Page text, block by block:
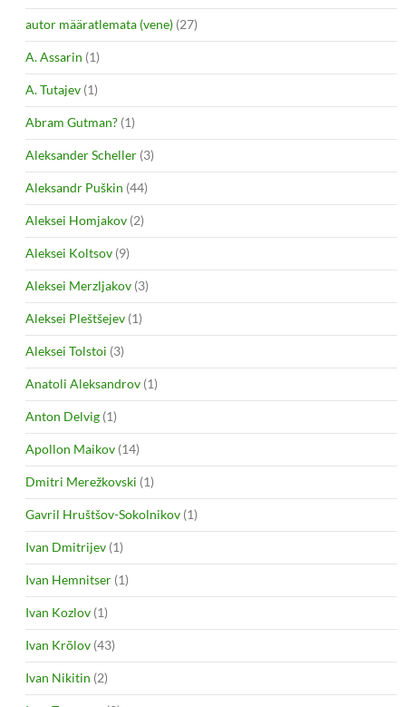
autor määratlemata (vene) (27)
A. Assarin (1)
A. Tutajev (1)
Abram Gutman? (1)
Aleksander Scheller (3)
Aleksandr Puškin (44)
Aleksei Homjakov (2)
Aleksei Koltsov (9)
Aleksei Merzljakov (3)
Aleksei Pleštšejev (1)
Aleksei Tolstoi (3)
Anatoli Aleksandrov (1)
Anton Delvig (1)
Apollon Maikov (14)
Dmitri Merežkovski (1)
Gavril Hruštšov-Sokolnikov (1)
Ivan Dmitrijev (1)
Ivan Hemnitser (1)
Ivan Kozlov (1)
Ivan Krõlov (43)
Ivan Nikitin (2)